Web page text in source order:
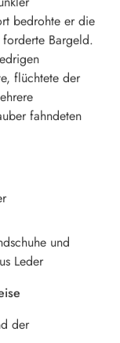
bedrohte er die
Bargeld.
flüchtete der
fahndeten
und
Leder
der